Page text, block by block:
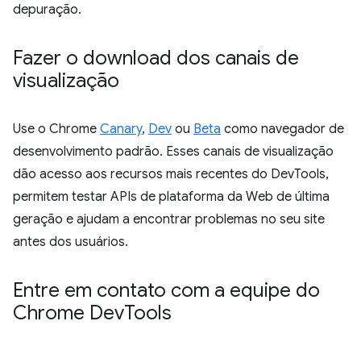
depuração.
Fazer o download dos canais de
visualização
Use o Chrome Canary, Dev ou Beta como navegador de
desenvolvimento padrão. Esses canais de visualização
dão acesso aos recursos mais recentes do DevTools,
permitem testar APIs de plataforma da Web de última
geração e ajudam a encontrar problemas no seu site
antes dos usuários.
Entre em contato com a equipe do
Chrome DevTools